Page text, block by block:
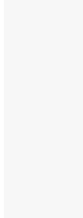
Водоразборный
Расстояние от